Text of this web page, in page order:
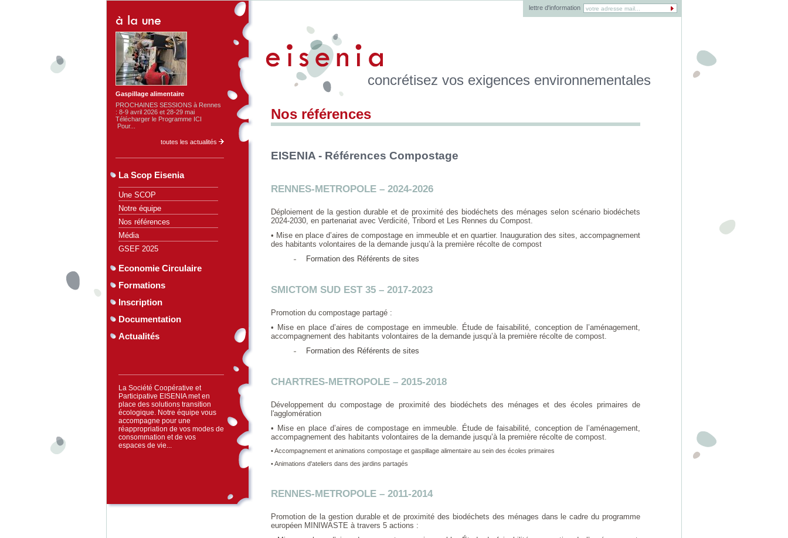
concrétisez vos exigences environnementales
Gaspillage alimentaire
PROCHAINES SESSIONS à Rennes
: 8-9 avril 2026 et 28-29 mai
Télécharger le Programme ICI
Pour...
toutes les actualités
La Scop Eisenia
Une SCOP
Notre équipe
Nos références
Média
GSEF 2025
Economie Circulaire
Formations
Inscription
Documentation
Actualités
La Société Coopérative et
Participative EISENIA met en
place des solutions transition
écologique. Notre équipe vous
accompagne pour une
réappropriation de vos modes de
consommation et de vos
espaces de vie...
lettre d'information
Nos références
EISENIA - Références Compostage
RENNES-METROPOLE – 2024-2026
Déploiement de la gestion durable et de proximité des biodéchets des ménages selon scénario biodéchets
2024-2030, en partenariat avec Verdicité, Tribord et Les Rennes du Compost.
• Mise en place d’aires de compostage en immeuble et en quartier. Inauguration des sites, accompagnement
des habitants volontaires de la demande jusqu’à la première récolte de compost
Formation des Référents de sites
SMICTOM SUD EST 35 – 2017-2023
Promotion du compostage partagé :
• Mise en place d’aires de compostage en immeuble. Étude de faisabilité, conception de l’aménagement,
accompagnement des habitants volontaires de la demande jusqu’à la première récolte de compost.
Formation des Référents de sites
CHARTRES-METROPOLE – 2015-2018
Développement du compostage de proximité des biodéchets des ménages et des écoles primaires de
l'agglomération
• Mise en place d’aires de compostage en immeuble. Étude de faisabilité, conception de l’aménagement,
accompagnement des habitants volontaires de la demande jusqu’à la première récolte de compost.
• Accompagnement et animations compostage et gaspillage alimentaire au sein des écoles primaires
• Animations d'ateliers dans des jardins partagés
RENNES-METROPOLE – 2011-2014
Promotion de la gestion durable et de proximité des biodéchets des ménages dans le cadre du programme
européen MINIWASTE à travers 5 actions :